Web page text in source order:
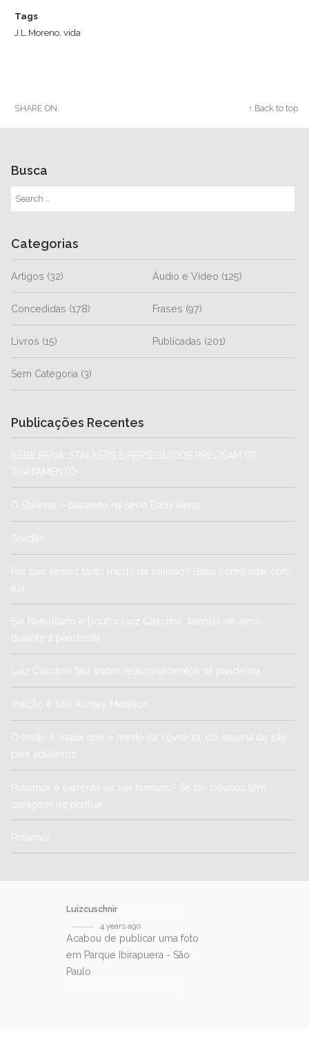
Tags
J.L.Moreno,vida
SHARE ON: ↑ Back to top
Busca
Categorias
Artigos (32) Áudio e Vídeo (125)
Concedidas (178) Frases (97)
Livros (15) Publicadas (201)
Sem Categoria (3)
Publicações Recentes
BEBÊ RENA: STALKERS E PERSEGUIDOS PRECISAM DE
TRATAMENTO
O Stalkear – baseado na série Baby Rena
Solidão
Por que temos tanto medo da solidão? Saiba como lidar com
ela
Bia Napolitano e Doutor Luiz Cuschnir: falando de amor
durante a pandemia
Luiz Cuschnir fala sobre relacionamentos na pandemia
Traição e site Ashley Madison
O tesão é maior que o medo da covid-19, diz usuária de site
para adúlteros
Poliamor é inerente ao ser humano? Se for, poucos têm
coragem de praticar
Poliamor
Luizcuschnir
4 years ago
Acabou de publicar uma foto
em Parque Ibirapuera - São
Paulo